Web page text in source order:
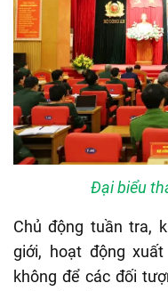
Đại biểu
Chủ động tuần tra,
giới, hoạt động
không để các đối